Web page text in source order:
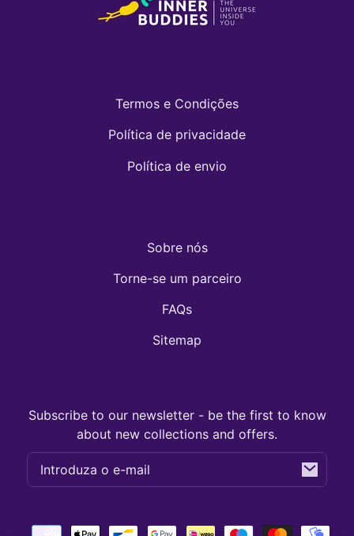
Termos e Condições
Política de privacidade
Política de envio
Sobre nós
Torne-se um parceiro
FAQs
Sitemap
Subscribe to our newsletter - be the first to know
about new collections and offers.
E-
mail
Métodos